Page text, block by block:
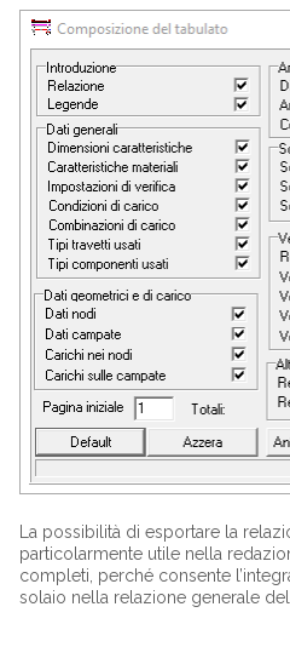
La possibilità di esportare la
particolarmente utile nella
completi, perché consente
solaio nella relazione generale